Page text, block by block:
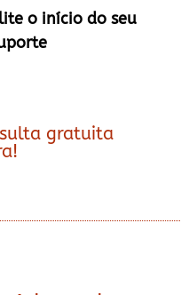
o início do seu
gratuita